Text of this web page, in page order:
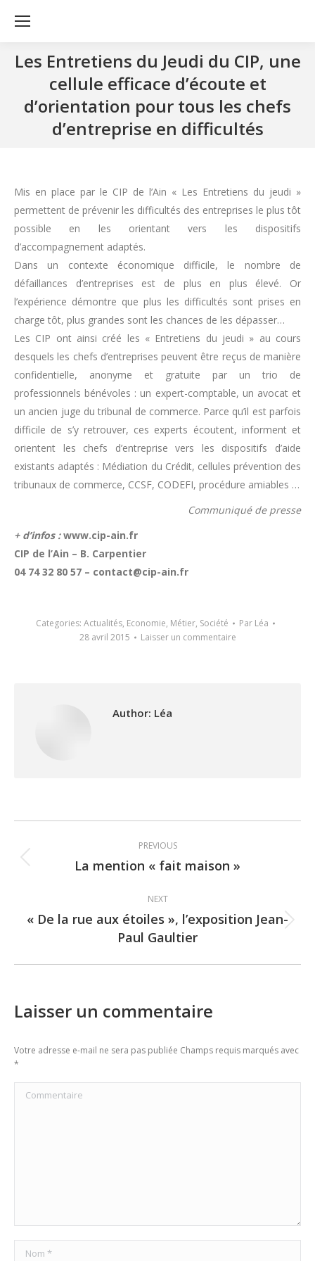
Les Entretiens du Jeudi du CIP, une
cellule efficace d’écoute et
d’orientation pour tous les chefs
d’entreprise en difficultés
Mis en place par le CIP de l’Ain « Les Entretiens du jeudi »
permettent de prévenir les difficultés des entreprises le plus tôt
possible en les orientant vers les dispositifs
d’accompagnement adaptés.
Dans un contexte économique difficile, le nombre de
défaillances d’entreprises est de plus en plus élevé. Or
l’expérience démontre que plus les difficultés sont prises en
charge tôt, plus grandes sont les chances de les dépasser…
Les CIP ont ainsi créé les « Entretiens du jeudi » au cours
desquels les chefs d’entreprises peuvent être reçus de manière
confidentielle, anonyme et gratuite par un trio de
professionnels bénévoles : un expert-comptable, un avocat et
un ancien juge du tribunal de commerce. Parce qu’il est parfois
difficile de s’y retrouver, ces experts écoutent, informent et
orientent les chefs d’entreprise vers les dispositifs d’aide
existants adaptés : Médiation du Crédit, cellules prévention des
tribunaux de commerce, CCSF, CODEFI, procédure amiables …
Communiqué de presse
+ d’infos :www.cip-ain.fr
CIP de l’Ain – B. Carpentier
04 74 32 80 57 – contact@cip-ain.fr
Categories: Actualités, Economie, Métier, Société Par Léa
28 avril 2015
Laisser un commentaire
Author: Léa
navigation
PREVIOUS
Previous
La mention « fait maison »
NEXT
Next
post:
« De la rue aux étoiles », l’exposition Jean-
Paul Gaultier
Laisser un commentaire
Votre adresse e-mail ne sera pas publiée Champs requis marqués avec
*
Commentaire
Nom *